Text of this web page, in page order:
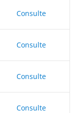
Consulte
Consulte
Consulte
Consulte